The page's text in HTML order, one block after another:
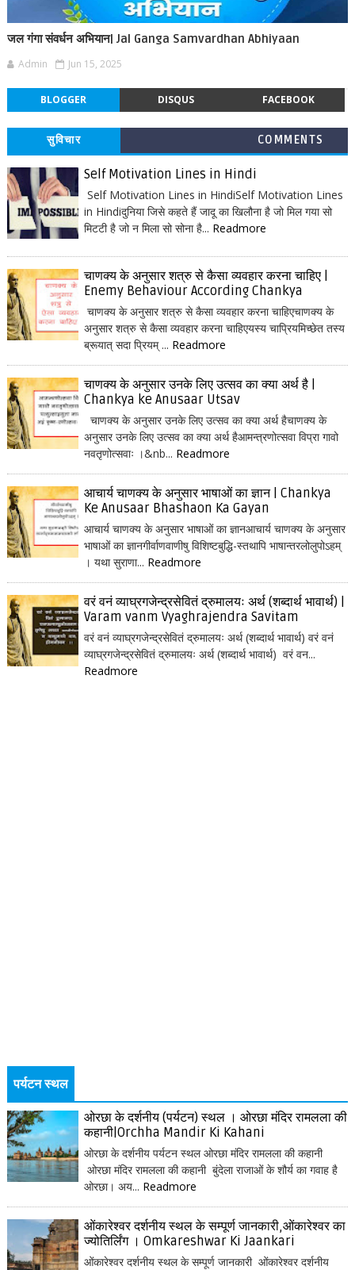
जल गंगा संवर्धन अभियान| Jal Ganga Samvardhan Abhiyaan
Admin Jun 15, 2025
BLOGGER DISQUS FACEBOOK
सुविचार COMMENTS
Self Motivation Lines in Hindi
Self Motivation Lines in HindiSelf Motivation Lines
in Hindiदुनिया जिसे कहते हैं जादू का खिलौना है जो मिल गया सो
मिटटी है जो न मिला सो सोना है... Readmore
चाणक्य के अनुसार शत्रु से कैसा व्यवहार करना चाहिए |
Enemy Behaviour According Chankya
चाणक्य के अनुसार शत्रु से कैसा व्यवहार करना चाहिएचाणक्य के
अनुसार शत्रु से कैसा व्यवहार करना चाहिएयस्य चाप्रियमिच्छेत तस्य
ब्रूयात् सदा प्रियम् ... Readmore
चाणक्य के अनुसार उनके लिए उत्सव का क्या अर्थ है |
Chankya ke Anusaar Utsav
चाणक्य के अनुसार उनके लिए उत्सव का क्या अर्थ हैचाणक्य के
अनुसार उनके लिए उत्सव का क्या अर्थ हैआमन्त्रणोत्सवा विप्रा गावो
नवतृणोत्सवाः ।&nb... Readmore
आचार्य चाणक्य के अनुसार भाषाओं का ज्ञान | Chankya
Ke Anusaar Bhashaon Ka Gayan
आचार्य चाणक्य के अनुसार भाषाओं का ज्ञानआचार्य चाणक्य के अनुसार
भाषाओं का ज्ञानगीर्वाणवाणीषु विशिष्टबुद्धि-स्तथापि भाषान्तरलोलुपोऽहम्
। यथा सुराणा... Readmore
वरं वनं व्याघ्रगजेन्द्रसेवितं द्रुमालयः अर्थ (शब्दार्थ भावार्थ) |
Varam vanm Vyaghrajendra Savitam
वरं वनं व्याघ्रगजेन्द्रसेवितं द्रुमालयः अर्थ (शब्दार्थ भावार्थ) वरं वनं
व्याघ्रगजेन्द्रसेवितं द्रुमालयः अर्थ (शब्दार्थ भावार्थ) वरं वन...
Readmore
पर्यटन स्थल
ओरछा के दर्शनीय (पर्यटन) स्थल । ओरछा मंदिर रामलला की
कहानी|Orchha Mandir Ki Kahani
ओरछा के दर्शनीय पर्यटन स्थल ओरछा मंदिर रामलला की कहानी
ओरछा मंदिर रामलला की कहानी बुंदेला राजाओं के शौर्य का गवाह है
ओरछा। अय... Readmore
ओंकारेश्वर दर्शनीय स्थल के सम्पूर्ण जानकारी,ओंकारेश्वर का
ज्योतिर्लिंग । Omkareshwar Ki Jaankari
ओंकारेश्वर दर्शनीय स्थल के सम्पूर्ण जानकारी ओंकारेश्वर दर्शनीय